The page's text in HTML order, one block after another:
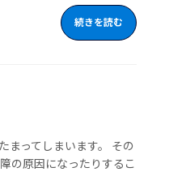
続きを読む
まってしまいます。 その
の原因になったりするこ